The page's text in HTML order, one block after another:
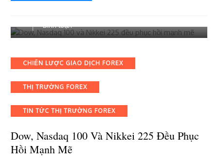
Bình luậnbài
viết
Nasdaq
100
Nikkei
đều
hồi
mạnh
mẽ
Categories
CHIẾN LƯỢC GIAO DỊCH FOREX
THỊ TRƯỜNG FOREX
TIN TỨC THỊ TRƯỜNG FOREX
Dow, Nasdaq 100 Và Nikkei 225 Đều Phục
Hồi Mạnh Mẽ